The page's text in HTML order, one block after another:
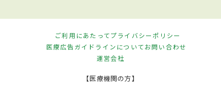
ご利用にあたってプライバシーポリシー
医療広告ガイドラインについてお問い合わせ
運営会社
【医療機関の方】